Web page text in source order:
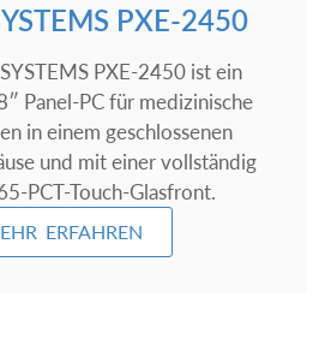
PXE-2450
PXE-2450 ist ein
Panel-PC für medizinische
in einem geschlossenen
und mit einer vollständig
PCT-Touch-Glasfront.
ERFAHREN